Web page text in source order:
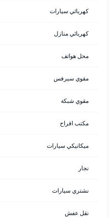
كهربائي سيارات
كهربائي منازل
محل هواتف
مقوي سيرفس
مقوي شبكة
مكتب افراح
ميكانيكي سيارات
نجار
نشتري سيارات
نقل عفش